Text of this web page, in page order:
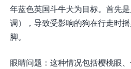
年蓝色英国斗牛犬为目标。首先
调），导致受影响的狗在行走时
脚。
眼睛问题：这种情况包括樱桃眼